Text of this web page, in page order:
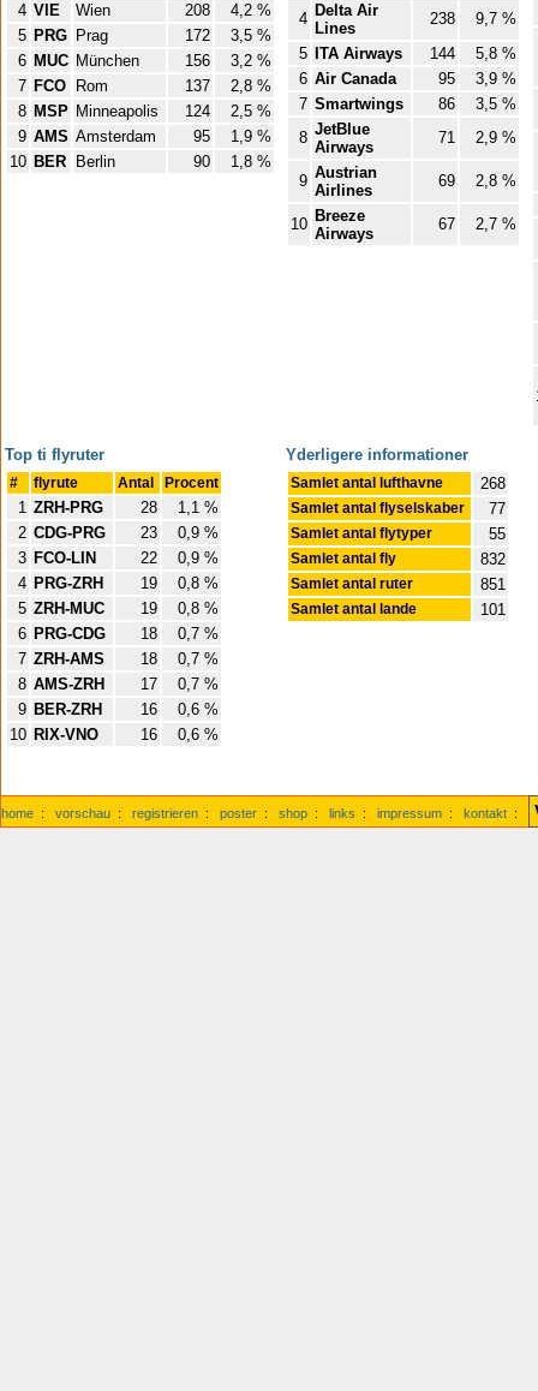
4 VIE Wien 208
4,2 %
5 PRG Prag 172
3,5 %
6 MUC München 156
3,2 %
7 FCO Rom 137
2,8 %
8 MSP Minneapolis 124
2,5 %
9 AMS Amsterdam 95
1,9 %
10 BER Berlin 90 1,8 %
4 Delta Air
Lines
238
9,7 %
5
ITA Airways 144
5,8 %
6 Air Canada 95
3,9 %
7 Smartwings 86
3,5 %
8 JetBlue
Airways
71 2,9 %
9 Austrian
Airlines
69 2,8 %
10 Breeze
Airways
67 2,7 %
Top ti flyruter
# flyrute Antal Procent
1 ZRH-PRG 28
1,1 %
2 CDG-PRG 23
0,9 %
3 FCO-LIN 22
0,9 %
4 PRG-ZRH 19
0,8 %
5 ZRH-MUC 19
0,8 %
6 PRG-CDG 18
0,7 %
7 ZRH-AMS 18
0,7 %
8 AMS-ZRH 17
0,7 %
9 BER-ZRH 16
0,6 %
10 RIX-VNO 16 0,6 %
Yderligere informationer
Samlet antal lufthavne 268
Samlet antal flyselskaber 77
Samlet antal flytyper 55
Samlet antal fly 832
Samlet antal ruter 851
Samlet antal lande 101
home : vorschau : registrieren : poster : shop : links : impressum : kontakt :